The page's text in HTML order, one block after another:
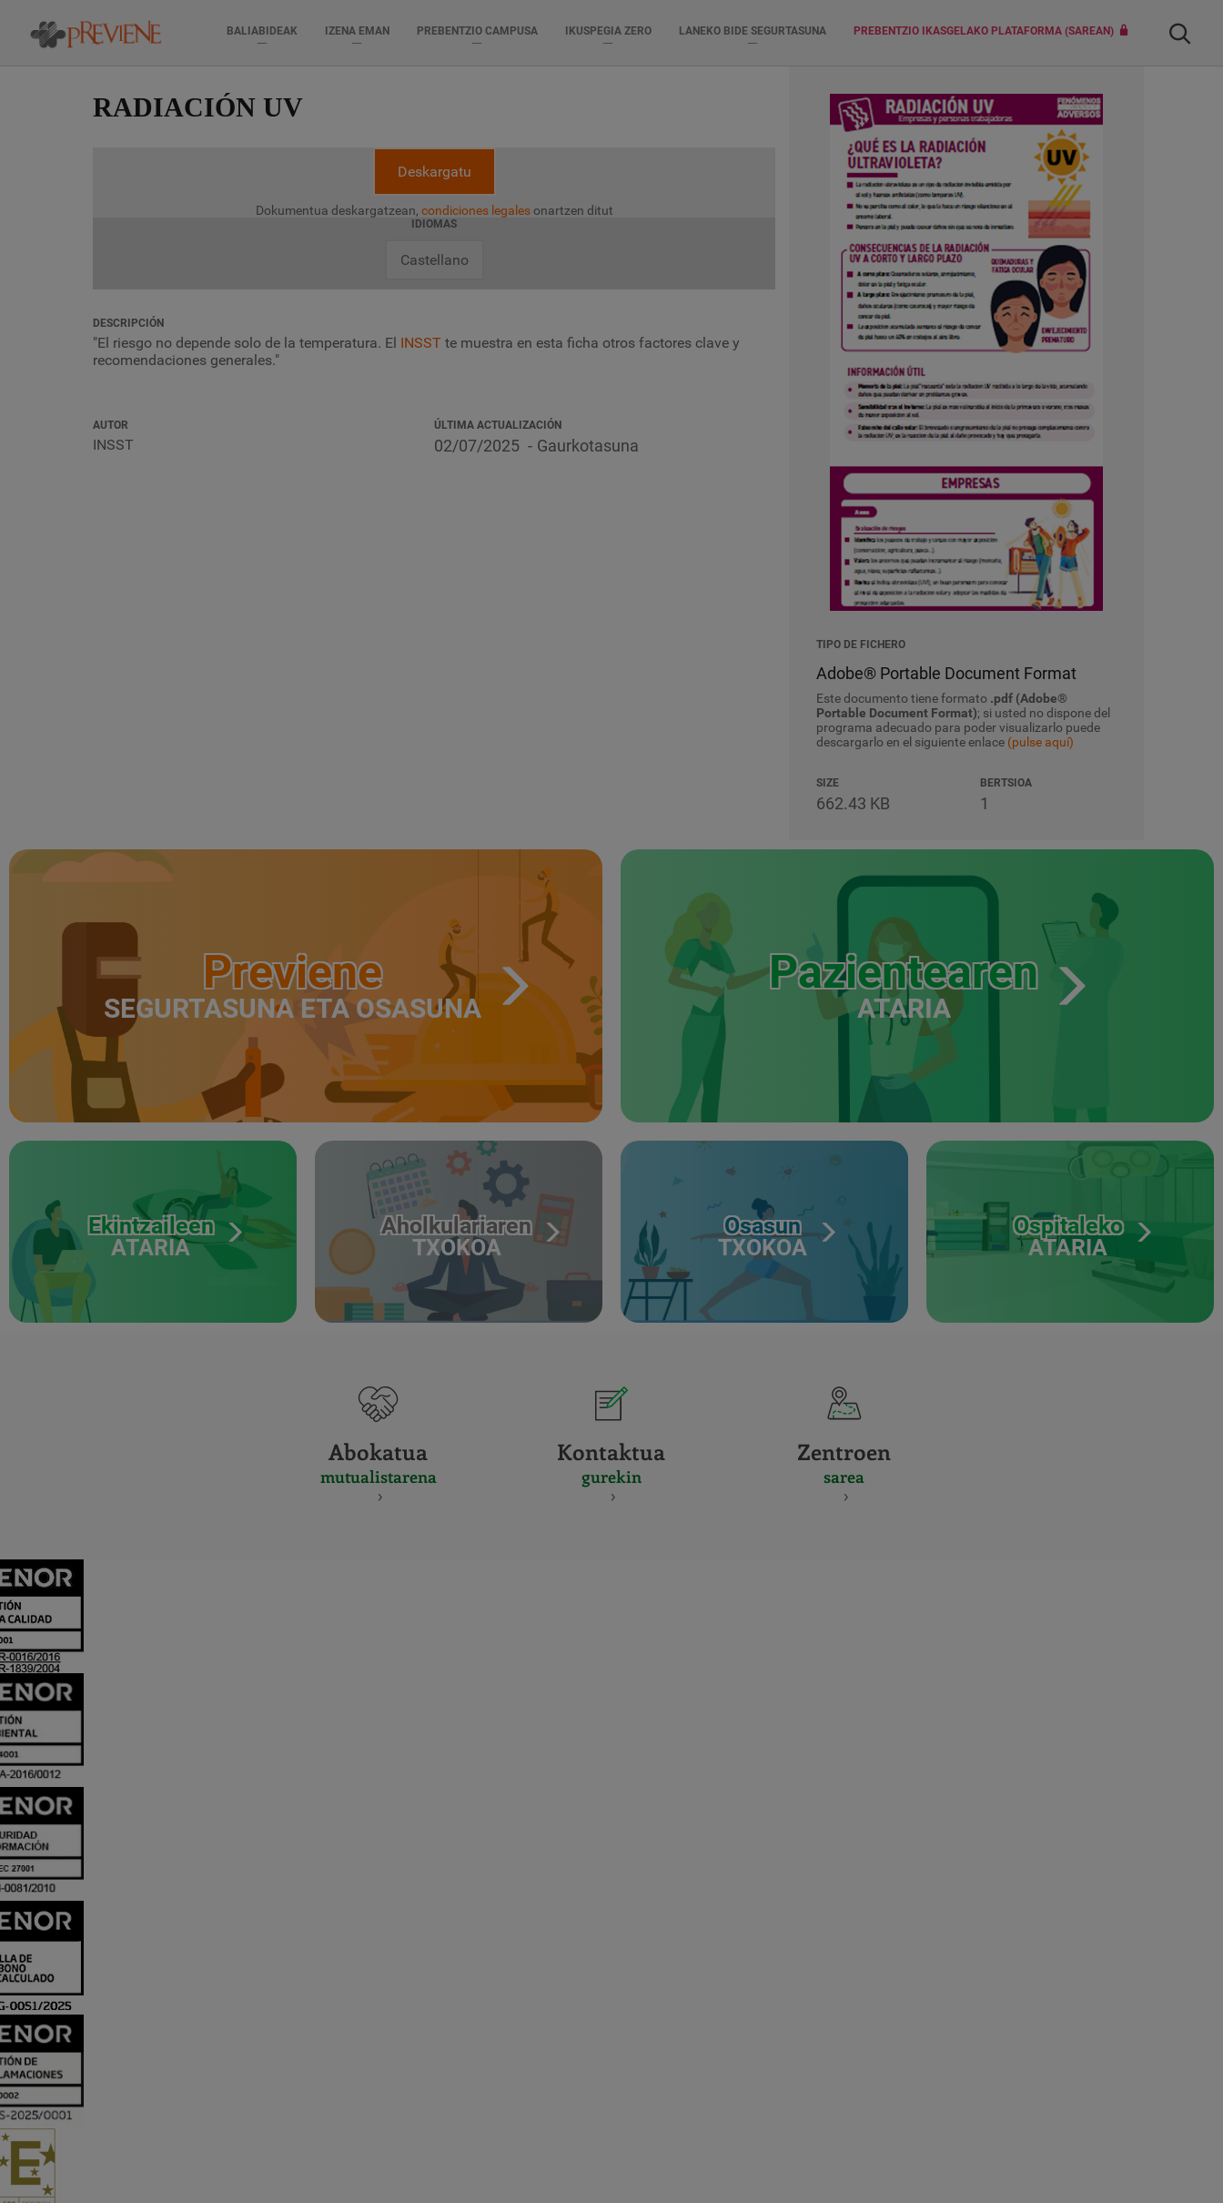
BALIABIDEAK IZENA EMAN PREBENTZIO CAMPUSA IKUSPEGIA ZERO LANEKO BIDE SEGURTASUNA PREBENTZIO IKASGELAKO PLATAFORMA (SAREAN) Bilatu
RADIACIÓN UV
Deskargatu
Dokumentua deskargatzean, condiciones legalesonartzen ditut
IDIOMAS
Castellano
DESCRIPCIÓN
"El riesgo no depende solo de la temperatura. El INSST te muestra en esta ficha otros factores clave y
recomendaciones generales."
AUTOR
INSST
ÚLTIMA ACTUALIZACIÓN
02/07/2025 Gaurkotasuna
TIPO DE FICHERO
Adobe® Portable Document Format
Este documento tiene formato .pdf (Adobe®
Portable Document Format); si usted no dispone del
programa adecuado para poder visualizarlo puede
descargarlo en el siguiente enlace (pulse aquí)
SIZE
662.43 KB
BERTSIOA
1
Previene
SEGURTASUNA ETA OSASUNA
Pazientearen
ATARIA
Ekintzaileen
ATARIA
Aholkulariaren
TXOKOA
Osasun
TXOKOA
Ospitaleko
ATARIA
Abokatua
mutualistarena
Kontaktua
gurekin
Zentroen
sarea